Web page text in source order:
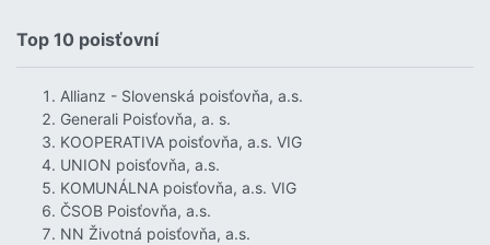
Top 10 poisťovní
Allianz - Slovenská poisťovňa, a.s.
Generali Poisťovňa, a. s.
KOOPERATIVA poisťovňa, a.s. VIG
UNION poisťovňa, a.s.
KOMUNÁLNA poisťovňa, a.s. VIG
ČSOB Poisťovňa, a.s.
NN Životná poisťovňa, a.s.